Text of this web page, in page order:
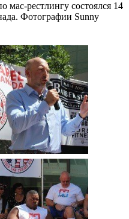
рестлингу состоялся 14
Фотографии Sunny